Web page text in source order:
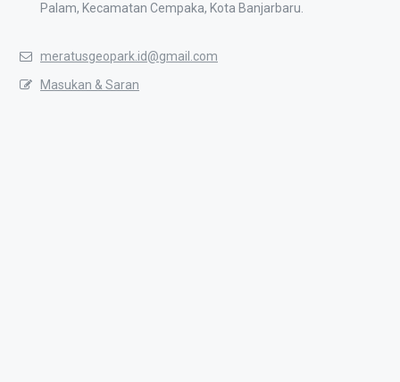
Palam, Kecamatan Cempaka, Kota Banjarbaru.
meratusgeopark.id@gmail.com
Masukan & Saran